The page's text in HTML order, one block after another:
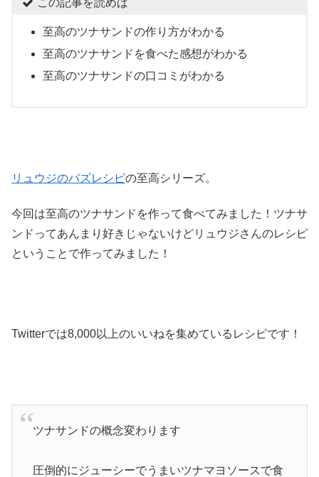
この記事を読めば
至高のツナサンドの作り方がわかる
至高のツナサンドを食べた感想がわかる
至高のツナサンドの口コミがわかる
リュウジのバズレシピの至高シリーズ。
今回は至高のツナサンドを作って食べてみました！ツナサ
ンドってあんまり好きじゃないけどリュウジさんのレシピ
ということで作ってみました！
Twitterでは8,000以上のいいねを集めているレシピです！
ツナサンドの概念変わります
圧倒的にジューシーでうまいツナマヨソースで食